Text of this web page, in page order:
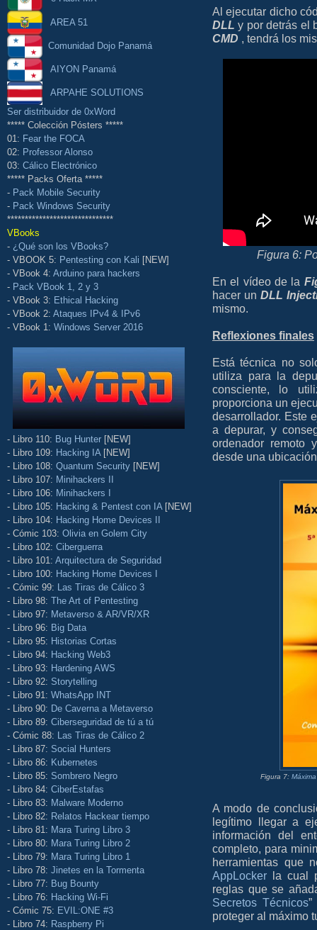
AREA 51
Comunidad Dojo Panamá
AIYON Panamá
ARPAHE SOLUTIONS
Ser distribuidor de 0xWord
***** Colección Pósters *****
01: Fear the FOCA
02: Professor Alonso
03: Cálico Electrónico
***** Packs Oferta *****
- Pack Mobile Security
- Pack Windows Security
******************************
VBooks
- ¿Qué son los VBooks?
- VBOOK 5: Pentesting con Kali [NEW]
- VBook 4: Arduino para hackers
- Pack VBook 1, 2 y 3
- VBook 3: Ethical Hacking
- VBook 2: Ataques IPv4 & IPv6
- VBook 1: Windows Server 2016
- Libro 110: Bug Hunter [NEW]
- Libro 109: Hacking IA [NEW]
- Libro 108: Quantum Security [NEW]
- Libro 107: Minihackers II
- Libro 106: Minihackers I
- Libro 105: Hacking & Pentest con IA [NEW]
- Libro 104: Hacking Home Devices II
- Cómic 103: Olivia en Golem City
- Libro 102: Ciberguerra
- Libro 101: Arquitectura de Seguridad
- Libro 100: Hacking Home Devices I
- Cómic 99: Las Tiras de Cálico 3
- Libro 98: The Art of Pentesting
- Libro 97: Metaverso & AR/VR/XR
- Libro 96: Big Data
- Libro 95: Historias Cortas
- Libro 94: Hacking Web3
- Libro 93: Hardening AWS
- Libro 92: Storytelling
- Libro 91: WhatsApp INT
- Libro 90: De Caverna a Metaverso
- Libro 89: Ciberseguridad de tú a tú
- Cómic 88: Las Tiras de Cálico 2
- Libro 87: Social Hunters
- Libro 86: Kubernetes
- Libro 85: Sombrero Negro
- Libro 84: CiberEstafas
- Libro 83: Malware Moderno
- Libro 82: Relatos Hackear tiempo
- Libro 81: Mara Turing Libro 3
- Libro 80: Mara Turing Libro 2
- Libro 79: Mara Turing Libro 1
- Libro 78: Jinetes en la Tormenta
- Libro 77: Bug Bounty
- Libro 76: Hacking Wi-Fi
- Cómic 75: EVIL:ONE #3
- Libro 74: Raspberry Pi
Al ejecutar dicho
DLL y por detrás el
CMD , tendrá los
Figura 6:
En el vídeo de la
hacer un DLL
mismo.
Reflexiones finales
Está técnica no
utiliza para la
consciente, lo
proporciona un
desarrollador. Este
a depurar, y
ordenador remoto
desde una
Figura 7:
A modo de
legítimo llegar a
información del
completo, para
herramientas que
AppLocker la cual
reglas que se
Secretos Técnicos
proteger al máximo